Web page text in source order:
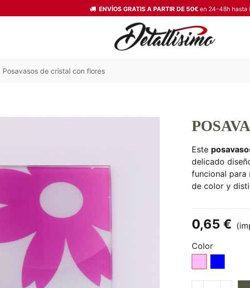
ENVÍOS GRATIS A PARTIR DE 50€ en 24-48h hasta
Posavasos de cristal con flores
Este
delicado
funcional para
de color y
0,65 €
Color